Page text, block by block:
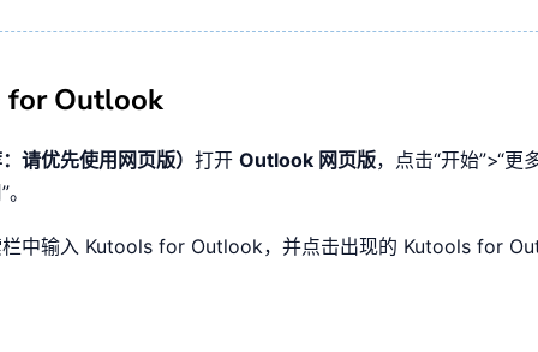
for Outlook
请优先使用网页版） 打开 Outlook 网页版，点击“开始”>“更
栏中输入 Kutools for Outlook，并点击出现的 Kutools for